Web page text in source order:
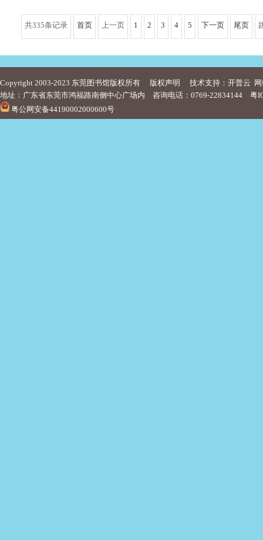
共335条记录 首页 上一页 1 2 3 4 5 下一页 尾页
Copyright 2003-2023 东莞图书馆版权所有 版权声明 技术支持：开普云
地址：广东省东莞市鸿福路南侧中心广场内 咨询电话：0769-22834144 粤
粤公网安备44190002000600号